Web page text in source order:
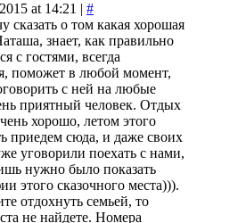
at 14:21 | #
сказать о том какая хорошая
знает, как правильно
с гостями, всегда
поможет в любой момент,
с ней на любые
приятный человек. Отдых
хорошо, летом этого
приедем сюда, и даже своих
уговорили поехать с нами,
нужно было показать
этого сказочного места))).
отдохнуть семьей, то
не найдете. Номера